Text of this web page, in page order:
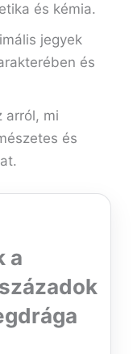
és kémia.
jegyek
és
arról, mi
és
a